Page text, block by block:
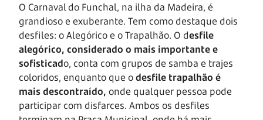
O Carnaval do Funchal, na ilha da Madeira, é
grandioso e exuberante. Tem como destaque dois
desfiles: o Alegórico e o Trapalhão. O desfile
alegórico, considerado o mais importante e
sofisticado, conta com grupos de samba e trajes
coloridos, enquanto que odesfile trapalhão é
mais descontraído, onde qualquer pessoa pode
participar com disfarces. Ambos os desfiles